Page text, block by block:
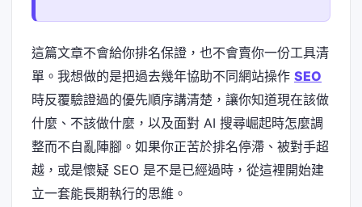
這篇文章不會給你排名保證，也不會賣你一份工具清
單。我想做的是把過去幾年協助不同網站操作 SEO
時反覆驗證過的優先順序講清楚，讓你知道現在該做
什麼、不該做什麼，以及面對 AI 搜尋崛起時怎麼調
整而不自亂陣腳。如果你正苦於排名停滯、被對手超
越，或是懷疑 SEO 是不是已經過時，從這裡開始建
立一套能長期執行的思維。